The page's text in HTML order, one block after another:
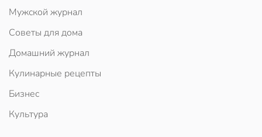
Мужской журнал
Советы для дома
Домашний журнал
Кулинарные рецепты
Бизнес
Культура